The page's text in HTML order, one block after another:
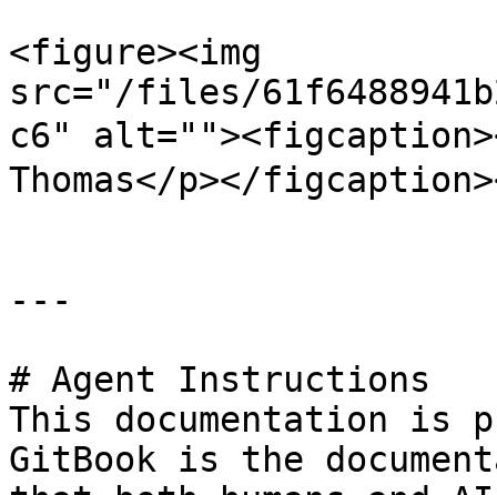
<figure><img
src="/files/
c6"
Thomas</p></
---
# Agent Instructions
This documentation is
GitBook is the